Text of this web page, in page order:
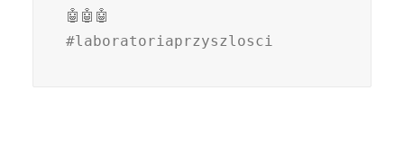
🤖🤖🤖
#laboratoriaprzyszlosci